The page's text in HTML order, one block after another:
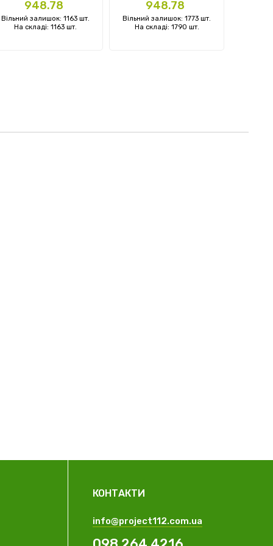
Ціна
948.78
Вільний залишок: 1163 шт.
На складі: 1163 шт.
Ціна
948.78
Вільний залишок: 1773 шт.
На складі: 1790 шт.
КОНТАКТИ
info@project112.com.ua